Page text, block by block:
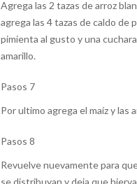
Agrega las 2 tazas de arroz
agrega las 4 tazas de caldo de
pimienta al gusto y una
amarillo.
Pasos 7
Por ultimo agrega el maíz y las
Pasos 8
Revuelve nuevamente para
se distribuyan y deja que